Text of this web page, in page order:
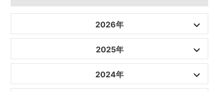
2026年
2025年
2024年